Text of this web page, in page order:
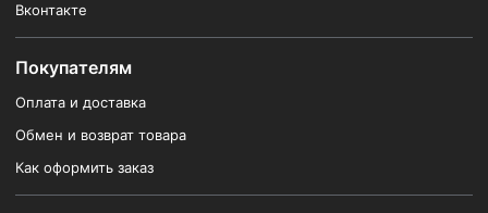
Вконтакте
Покупателям
Оплата и доставка
Обмен и возврат товара
Как оформить заказ